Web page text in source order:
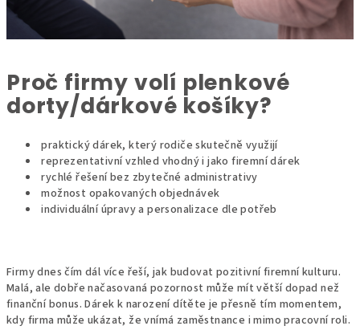
Proč firmy volí plenkové
dorty/dárkové košíky?
praktický dárek, který rodiče skutečně využijí
reprezentativní vzhled vhodný i jako firemní dárek
rychlé řešení bez zbytečné administrativy
možnost opakovaných objednávek
individuální úpravy a personalizace dle potřeb
Firmy dnes čím dál více řeší, jak budovat pozitivní firemní kulturu.
Malá, ale dobře načasovaná pozornost může mít větší dopad než
finanční bonus. Dárek k narození dítěte je přesně tím momentem,
kdy firma může ukázat, že vnímá zaměstnance i mimo pracovní roli.